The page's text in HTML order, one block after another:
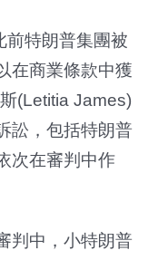
前特朗普集團被
在商業條款中獲
(Letitia James)
訟，包括特朗普
次在審判中作
判中，小特朗普